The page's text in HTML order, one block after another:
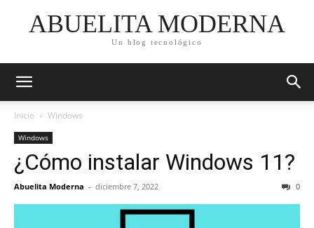
ABUELITA MODERNA
Un blog tecnológico
Inicio Windows
Windows
¿Cómo instalar Windows 11?
Abuelita Moderna - diciembre 7, 2022 0